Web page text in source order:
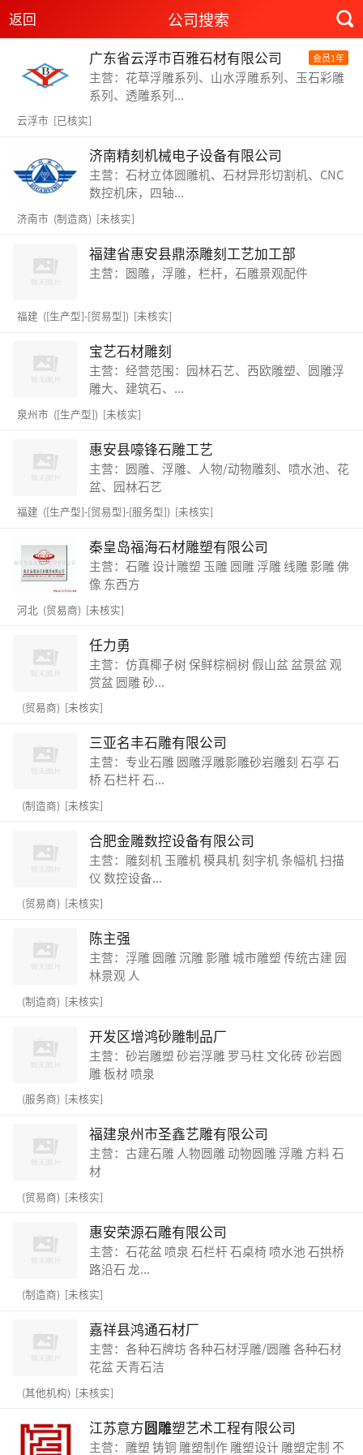
返回 公司搜索
广东省云浮市百雅石材有限公司 会员1年
主营：花草浮雕系列、山水浮雕系列、玉石彩雕
系列、透雕系列...
云浮市 [已核实]
济南精刻机械电子设备有限公司
主营：石材立体圆雕机、石材异形切割机、CNC
数控机床，四轴...
济南市 (制造商) [未核实]
福建省惠安县鼎添雕刻工艺加工部
主营：圆雕，浮雕，栏杆，石雕景观配件
福建 ([生产型]-[贸易型]) [未核实]
宝艺石材雕刻
主营：经营范围：园林石艺、西欧雕塑、圆雕浮
雕大、建筑石、...
泉州市 ([生产型]) [未核实]
惠安县嚎锋石雕工艺
主营：圆雕、浮雕、人物/动物雕刻、喷水池、花
盆、园林石艺
福建 ([生产型]-[贸易型]-[服务型]) [未核实]
秦皇岛福海石材雕塑有限公司
主营：石雕 设计雕塑 玉雕 圆雕 浮雕 线雕 影雕 佛
像 东西方
河北 (贸易商) [未核实]
任力勇
主营：仿真椰子树 保鲜棕榈树 假山盆 盆景盆 观
赏盆 圆雕 砂...
(贸易商) [未核实]
三亚名丰石雕有限公司
主营：专业石雕 圆雕浮雕影雕砂岩雕刻 石亭 石
桥 石栏杆 石...
(制造商) [未核实]
合肥金雕数控设备有限公司
主营：雕刻机 玉雕机 模具机 刻字机 条幅机 扫描
仪 数控设备...
(贸易商) [未核实]
陈主强
主营：浮雕 圆雕 沉雕 影雕 城市雕塑 传统古建 园
林景观 人
(制造商) [未核实]
开发区增鸿砂雕制品厂
主营：砂岩雕塑 砂岩浮雕 罗马柱 文化砖 砂岩圆
雕 板材 喷泉
(服务商) [未核实]
福建泉州市圣鑫艺雕有限公司
主营：古建石雕 人物圆雕 动物圆雕 浮雕 方料 石
材
(贸易商) [未核实]
惠安荣源石雕有限公司
主营：石花盆 喷泉 石栏杆 石桌椅 喷水池 石拱桥
路沿石 龙...
(制造商) [未核实]
嘉祥县鸿通石材厂
主营：各种石牌坊 各种石材浮雕/圆雕 各种石材
花盆 天青石洁
(其他机构) [未核实]
江苏意方圆雕塑艺术工程有限公司
主营：雕塑 铸铜 雕塑制作 雕塑设计 雕塑定制 不